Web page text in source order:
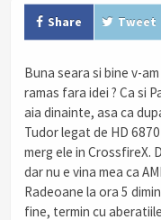
Share Tweet
Buna seara si bine v-
ramas fara idei ? Ca si
aia dinainte, asa ca
Tudor legat de HD
merg ele in CrossfireX.
dar nu e vina mea ca
Radeoane la ora 5
fine, termin cu